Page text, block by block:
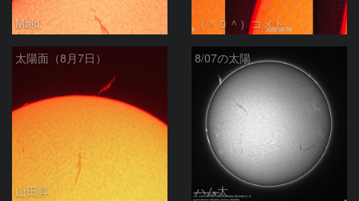
Maki （＾０＾）コメト
太陽面（8月7日）
山田昇
8/07の太陽
ハム太